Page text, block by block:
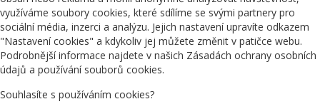
využíváme soubory cookies, které sdílíme se svými partnery pro
sociální média, inzerci a analýzu. Jejich nastavení upravíte odkazem
"Nastavení cookies" a kdykoliv jej můžete změnit v patičce webu.
Podrobnější informace najdete v našich Zásadách ochrany osobních
údajů a používání souborů cookies.
Souhlasíte s používáním cookies?